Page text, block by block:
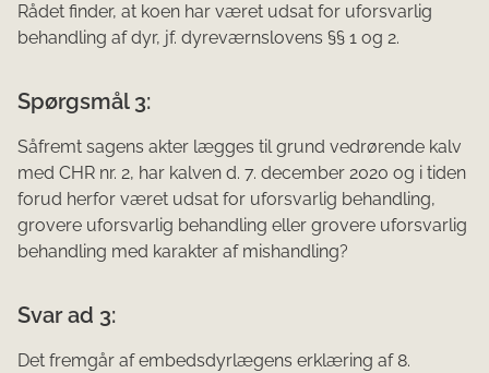
Rådet finder, at koen har været udsat for uforsvarlig
behandling af dyr, jf. dyreværnslovens §§ 1 og 2.
Spørgsmål 3:
Såfremt sagens akter lægges til grund vedrørende kalv
med CHR nr. 2, har kalven d. 7. december 2020 og i tiden
forud herfor været udsat for uforsvarlig behandling,
grovere uforsvarlig behandling eller grovere uforsvarlig
behandling med karakter af mishandling?
Svar ad 3:
Det fremgår af embedsdyrlægens erklæring af 8.